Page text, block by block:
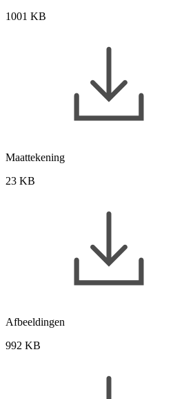
1001 KB
Maattekening
23 KB
Afbeeldingen
992 KB